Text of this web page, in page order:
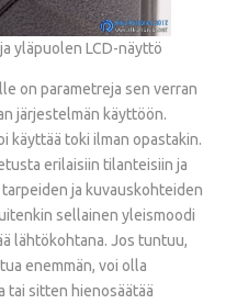
yläpuolen LCD-näyttö
on parametreja sen verran
järjestelmän käyttöön.
käyttää toki ilman opastakin.
erilaisiin tilanteisiin ja
ja kuvauskohteiden
sellainen yleismoodi
lähtökohtana. Jos tuntuu,
enemmän, voi olla
tai sitten hienosäätää